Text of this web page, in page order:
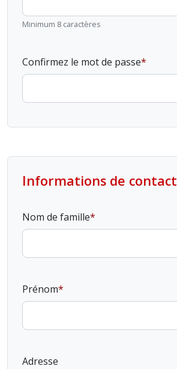
Minimum 8 caractères
Confirmez le mot de passe
Informations de contact
Nom de famille
Prénom
Adresse